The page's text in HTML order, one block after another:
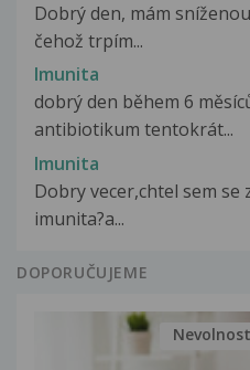
Dobrý den, mám
čehož trpím...
Imunita
dobrý den během 6
antibiotikum tentokrát...
Imunita
Dobry vecer,chtel sem
imunita?a...
DOPORUČUJEME